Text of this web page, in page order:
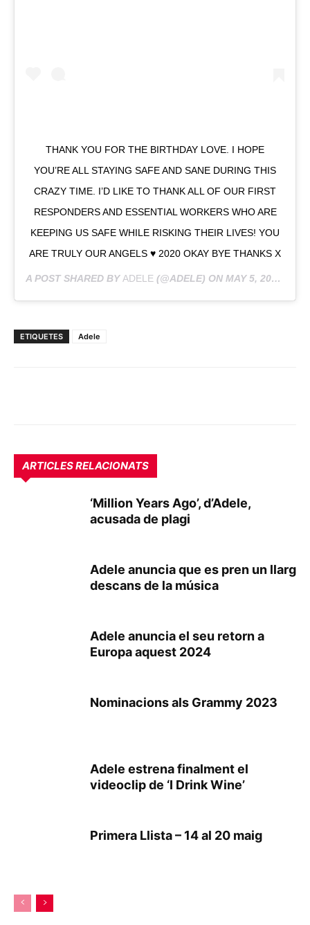
THANK YOU FOR THE BIRTHDAY LOVE. I HOPE
YOU’RE ALL STAYING SAFE AND SANE DURING THIS
CRAZY TIME. I’D LIKE TO THANK ALL OF OUR FIRST
RESPONDERS AND ESSENTIAL WORKERS WHO ARE
KEEPING US SAFE WHILE RISKING THEIR LIVES! YOU
ARE TRULY OUR ANGELS ♥️ 2020 OKAY BYE THANKS X
A POST SHARED BY ADELE (@ADELE) ON MAY 5, 2020 AT 9:38PM PDT
ETIQUETES Adele
ARTICLES RELACIONATS
‘Million Years Ago’, d’Adele,
acusada de plagi
Adele anuncia que es pren un llarg
descans de la música
Adele anuncia el seu retorn a
Europa aquest 2024
Nominacions als Grammy 2023
Adele estrena finalment el
videoclip de ‘I Drink Wine’
Primera Llista – 14 al 20 maig